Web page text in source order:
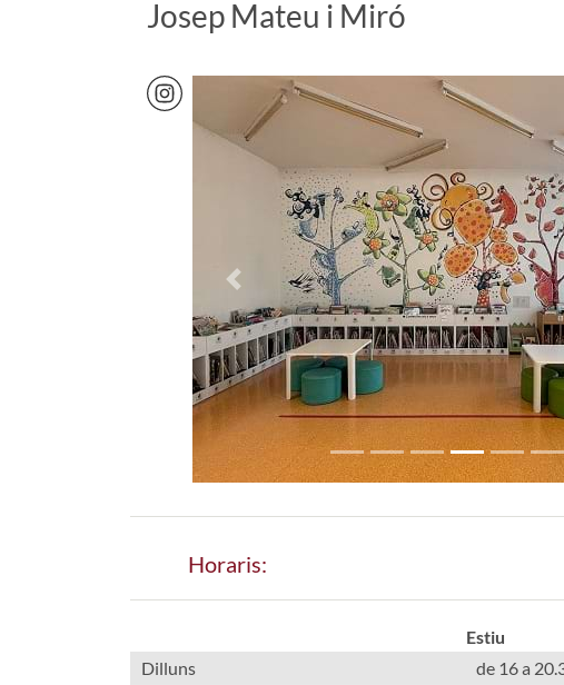
Josep Mateu i Miró
Previous
Horaris:
Estiu
Dilluns
de 16 a